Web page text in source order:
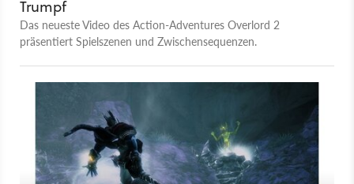
Trumpf
Das neueste Video des Action-Adventures Overlord 2
präsentiert Spielszenen und Zwischensequenzen.